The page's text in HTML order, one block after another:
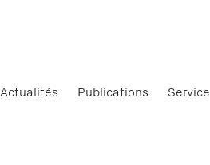
Actualités Publications Service